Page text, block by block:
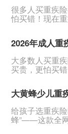
很多人买重疾
怕买错！现在
专门对比整理
比都靠前的3款
有限、身体健
不好投保，都
一、君龙超级
重疾险里的性
2026年成人重
大多数人买重
买贵，更怕买
比整理，给大
的3款产品，适
的人群。
果你带病投保
能满足你的需
大黄蜂少儿重
给孩子选重疾
蜂”——这款全